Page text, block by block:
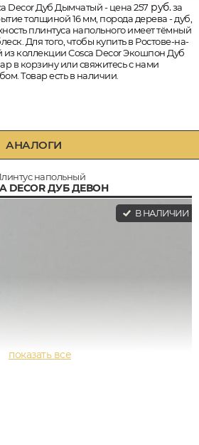
Decor Дуб Дымчатый - цена 257 руб.за
толщиной 16 мм, порода дерева - дуб,
плинтуса напольного имеет тёмный
Для того, чтобы купить в Ростове-на-
коллекции Cosca Decor Экошпон Дуб
в корзину или свяжитесь с нами
Товар есть в наличии.
АНАЛОГИ
напольный
DECOR ДУБ ДЕВОН
В НАЛИЧИИ